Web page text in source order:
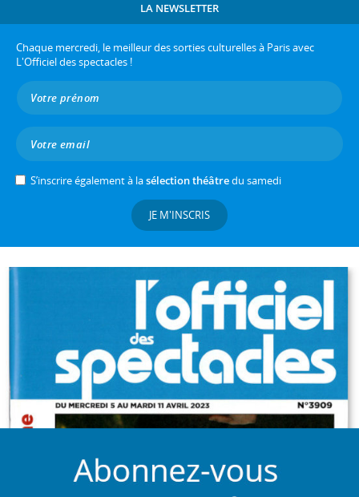
LA NEWSLETTER
Chaque mercredi, le meilleur des sorties culturelles à Paris avec
L'Officiel des spectacles !
S’inscrire également à lasélection théâtredu samedi
JE M'INSCRIS